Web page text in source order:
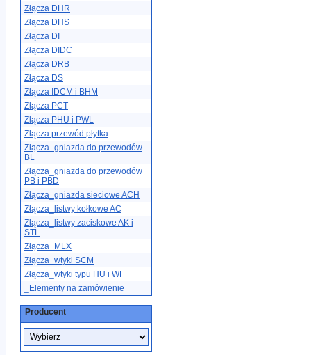
Złącza DHR
Złącza DHS
Złącza DI
Złącza DIDC
Złącza DRB
Złącza DS
Złącza IDCM i BHM
Złącza PCT
Złącza PHU i PWL
Złącza przewód płytka
Złącza_gniazda do przewodów
BL
Złącza_gniazda do przewodów
PB i PBD
Złącza_gniazda sieciowe ACH
Złącza_listwy kołkowe AC
Złącza_listwy zaciskowe AK i
STL
Złącza_MLX
Złącza_wtyki SCM
Złącza_wtyki typu HU i WF
_Elementy na zamówienie
Producent